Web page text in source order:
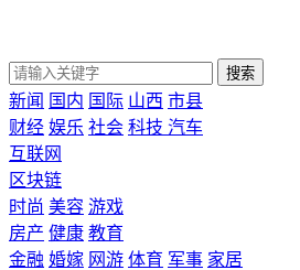
搜索
新闻 国内 国际 山西 市县
财经 娱乐 社会 科技 汽车
互联网
区块链
时尚 美容 游戏
房产 健康 教育
金融 婚嫁 网游 体育 军事 家居